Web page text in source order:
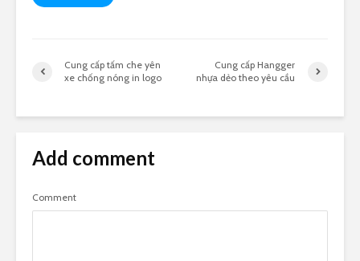
Cung cấp tấm che yên
xe chống nóng in logo
Cung cấp Hangger
nhựa dẻo theo yêu cầu
Add comment
Comment